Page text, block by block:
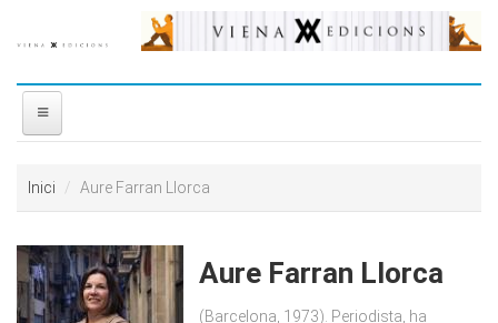
DISTRIBUÏDORA
Inici Aure Farran Llorca
Aure Farran Llorca
(Barcelona, 1973). Periodista, ha